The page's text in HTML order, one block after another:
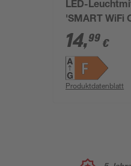
LED-
'SMART WiFi
dimmbar
E14 4,9 W 470
- tunable white
14,99 €
Produktdatenblatt